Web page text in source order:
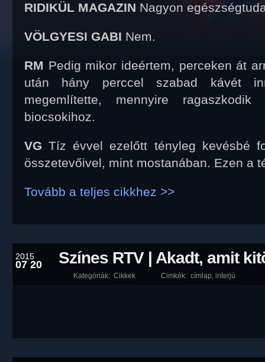
RIDIKÜL MAGAZIN Nagyon
VÖLGYESI GABI Nem.
RM Pedig mikor ideértem, perceken át
után hány perccel szabad kávét
megemlítette, mennyire
biocsokihoz.
VG Tíz évvel ezelőtt tényleg kevésbé
összetevőivel, mint mostanában. Ezen a
Tovább a teljes cikkhez >>
2015
07 20 Színes RTV | Akadt, amit
Kategóriák: Cikkek Cimkék: címlap, interjú